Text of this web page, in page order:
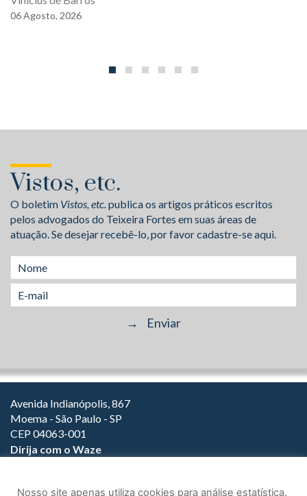
06Agosto, 2026
Vistos, etc.
O boletim Vistos, etc.publica os artigos práticos escritos
pelos advogados do Teixeira Fortes em suas áreas de
atuação. Se desejar recebê-lo, por favor cadastre-se aqui.
Avenida Indianópolis, 867
Moema - São Paulo - SP
CEP 04063-001
Dirija com o Waze
(11) 3147-1800
Nosso site apenas utiliza cookies para análise estatística.